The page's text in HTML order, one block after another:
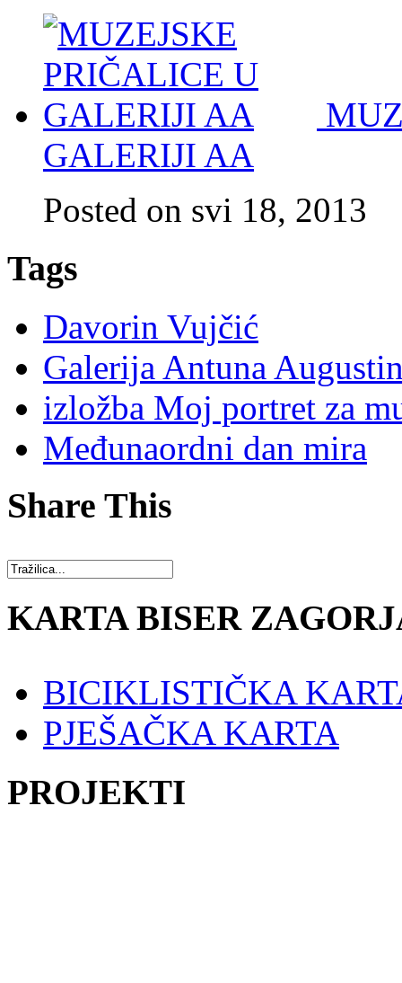
GALERIJI AA
Posted on svi 18, 2013
Tags
Davorin Vujčić
Galerija Antuna
izložba Moj portret za
Međunaordni dan mira
Share This
KARTA BISER
BICIKLISTIČKA
PJEŠAČKA KARTA
PROJEKTI